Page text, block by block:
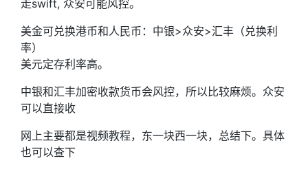
走swift, 众安可能风控。
美金可兑换港币和人民币：中银>众安>汇丰（兑换利
率）
美元定存利率高。
中银和汇丰加密收款货币会风控，所以比较麻烦。众安
可以直接收
网上主要都是视频教程，东一块西一块，总结下。具体
也可以查下